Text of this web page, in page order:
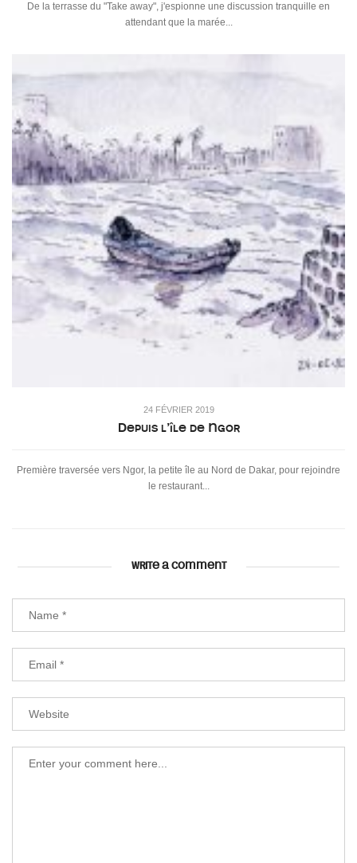
De la terrasse du "Take away", j'espionne une discussion tranquille en
attendant que la marée...
24 FÉVRIER 2019
Depuis l’île de Ngor
Première traversée vers Ngor, la petite île au Nord de Dakar, pour rejoindre
le restaurant...
WRITE A COMMENT